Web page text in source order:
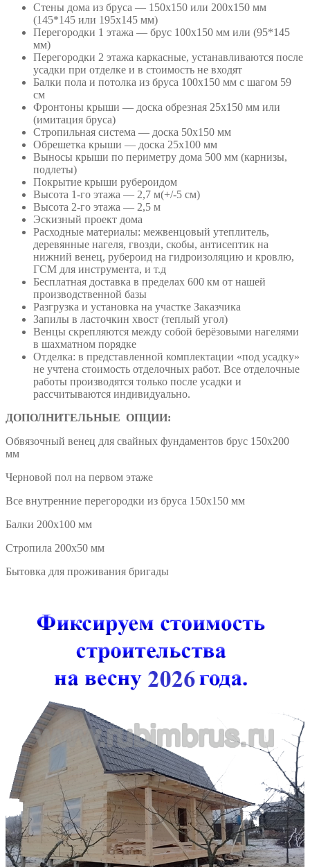
Стены дома из бруса — 150х150 или 200х150 мм
(145*145 или 195х145 мм)
Перегородки 1 этажа — брус 100х150 мм или (95*145
мм)
Перегородки 2 этажа каркасные, устанавливаются после
усадки при отделке и в стоимость не входят
Балки пола и потолка из бруса 100х150 мм с шагом 59
см
Фронтоны крыши — доска обрезная 25х150 мм или
(имитация бруса)
Стропильная система — доска 50х150 мм
Обрешетка крыши — доска 25х100 мм
Выносы крыши по периметру дома 500 мм (карнизы,
подлеты)
Покрытие крыши рубероидом
Высота 1-го этажа — 2,7 м(+/-5 см)
Высота 2-го этажа — 2,5 м
Эскизный проект дома
Расходные материалы: межвенцовый утеплитель,
деревянные нагеля, гвозди, скобы, антисептик на
нижний венец, рубероид на гидроизоляцию и кровлю,
ГСМ для инструмента, и т.д
Бесплатная доставка в пределах 600 км от нашей
производственной базы
Разгрузка и установка на участке Заказчика
Запилы в ласточкин хвост (теплый угол)
Венцы скрепляются между собой берёзовыми нагелями
в шахматном порядке
Отделка: в представленной комплектации «под усадку»
не учтена стоимость отделочных работ. Все отделочные
работы производятся только после усадки и
рассчитываются индивидуально.
ДОПОЛНИТЕЛЬНЫЕ ОПЦИИ:
Обвязочный венец для свайных фундаментов брус 150х200
мм
Черновой пол на первом этаже
Все внутренние перегородки из бруса 150х150 мм
Балки 200х100 мм
Стропила 200х50 мм
Бытовка для проживания бригады